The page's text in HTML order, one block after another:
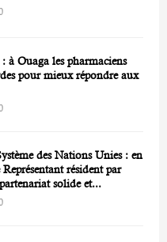
à Ouaga les pharmaciens
pour mieux répondre aux
des Nations Unies : en
résident par
solide et...